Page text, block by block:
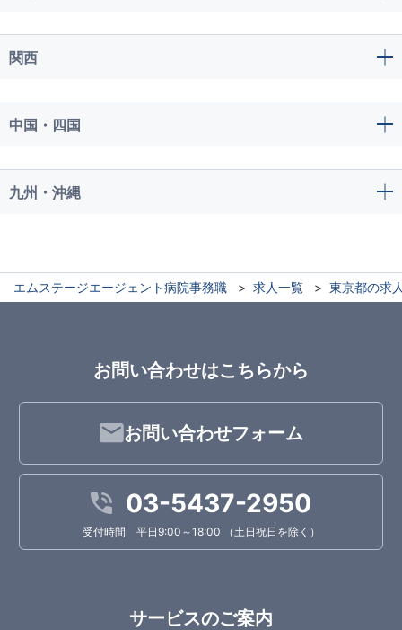
関西
中国・四国
九州・沖縄
エムステージエージェント病院事務職 求人一覧 東京都の求
お問い合わせはこちらから
お問い合わせフォーム
03-5437-2950
受付時間 平日9:00～18:00 （土日祝日を除く）
サービスのご案内